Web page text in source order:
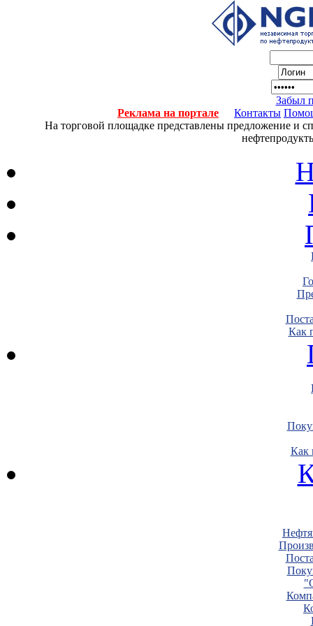
Забыл
Реклама на портале
Контакты
На торговой площадке представлены предложение и
Как
Как